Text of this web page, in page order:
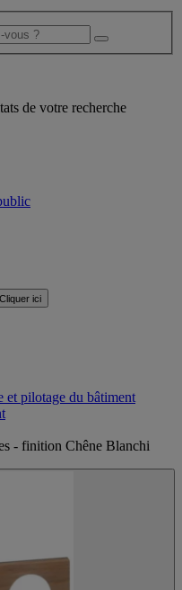
de votre recherche
Cliquer ici
et pilotage du bâtiment
- finition Chêne Blanchi